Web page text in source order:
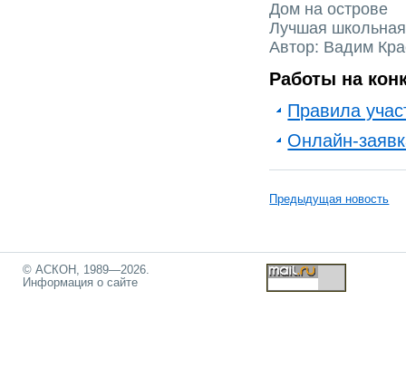
Дом на острове
Лучшая
Автор: Вадим
Работы на
Правила
Онлайн-
Предыдущая новость
© АСКОН, 1989—2026.
Информация о сайте